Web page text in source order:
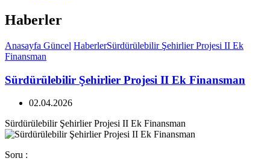
Haberler
Anasayfa Güncel HaberlerSürdürülebilir Şehirlier Projesi II Ek
Finansman
Sürdürülebilir Şehirlier Projesi II Ek Finansman
02.04.2026
Sürdürülebilir Şehirlier Projesi II Ek Finansman
Soru :